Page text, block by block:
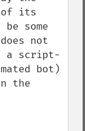
of its
some
not
a script-
bot)
the